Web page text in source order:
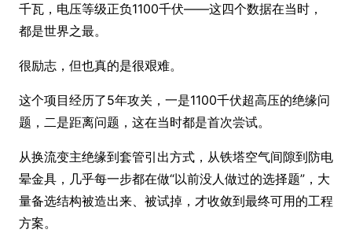
千瓦，电压等级正负1100千伏——这四个数据在当时，
都是世界之最。
很励志，但也真的是很艰难。
这个项目经历了5年攻关，一是1100千伏超高压的绝缘问
题，二是距离问题，这在当时都是首次尝试。
从换流变主绝缘到套管引出方式，从铁塔空气间隙到防电
晕金具，几乎每一步都在做“以前没人做过的选择题”，大
量备选结构被造出来、被试掉，才收敛到最终可用的工程
方案。